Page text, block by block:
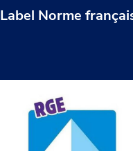
Label Norme